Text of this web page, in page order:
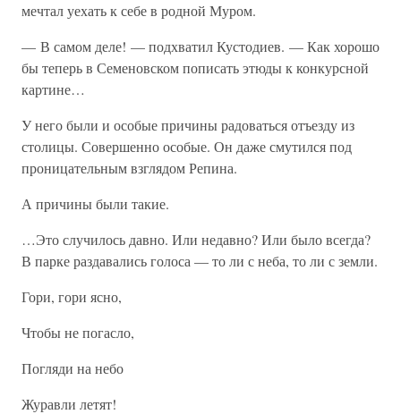
мечтал уехать к себе в родной Муром.
— В самом деле! — подхватил Кустодиев. — Как хорошо
бы теперь в Семеновском пописать этюды к конкурсной
картине…
У него были и особые причины радоваться отъезду из
столицы. Совершенно особые. Он даже смутился под
проницательным взглядом Репина.
А причины были такие.
…Это случилось давно. Или недавно? Или было всегда?
В парке раздавались голоса — то ли с неба, то ли с земли.
Гори, гори ясно,
Чтобы не погасло,
Погляди на небо
Журавли летят!